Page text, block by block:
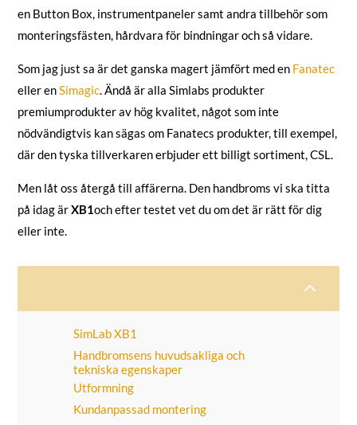
en Button Box, instrumentpaneler samt andra tillbehör som
monteringsfästen, hårdvara för bindningar och så vidare.
Som jag just sa är det ganska magert jämfört med en Fanatec
eller enSimagic. Ändå är alla Simlabs produkter
premiumprodukter av hög kvalitet, något som inte
nödvändigtvis kan sägas om Fanatecs produkter, till exempel,
där den tyska tillverkaren erbjuder ett billigt sortiment, CSL.
Men låt oss återgå till affärerna. Den handbroms vi ska titta
på idag ärXB1och efter testet vet du om det är rätt för dig
eller inte.
2
SimLab XB1
Handbromsens huvudsakliga och
tekniska egenskaper
Utformning
Kundanpassad montering